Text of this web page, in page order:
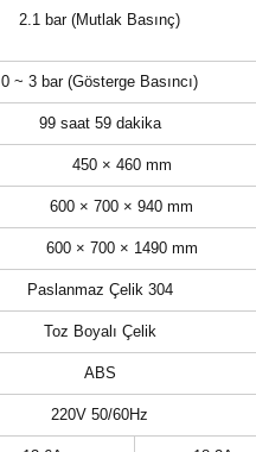
2.1 bar (Mutlak Basınç)
0 ~ 3 bar (Gösterge Basıncı)
99 saat 59 dakika
450 × 460 mm
600 × 700 × 940 mm
600 × 700 × 1490 mm
Paslanmaz Çelik 304
Toz Boyalı Çelik
ABS
220V 50/60Hz